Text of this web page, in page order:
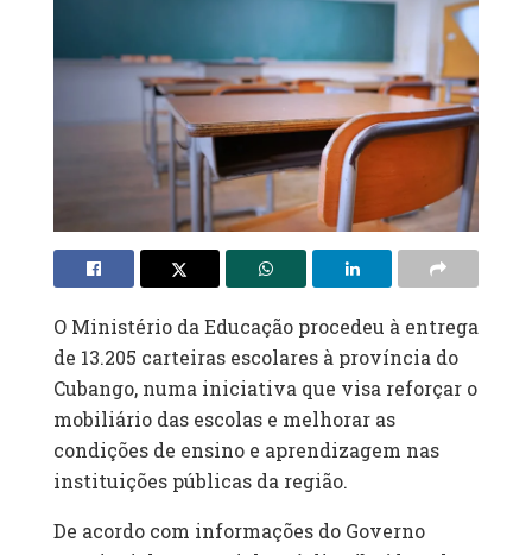
O Ministério da Educação procedeu à entrega
de 13.205 carteiras escolares à província do
Cubango, numa iniciativa que visa reforçar o
mobiliário das escolas e melhorar as
condições de ensino e aprendizagem nas
instituições públicas da região.
De acordo com informações do Governo